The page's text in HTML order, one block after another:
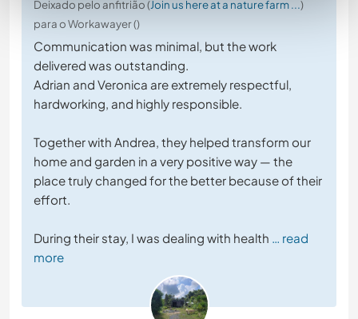
Deixado pelo anfitrião (Join us here at a nature farm ...)
para o Workawayer ()
Communication was minimal, but the work
delivered was outstanding.
Adrian and Veronica are extremely respectful,
hardworking, and highly responsible.
Together with Andrea, they helped transform our
home and garden in a very positive way — the
place truly changed for the better because of their
effort.
During their stay, I was dealing with health … read
more